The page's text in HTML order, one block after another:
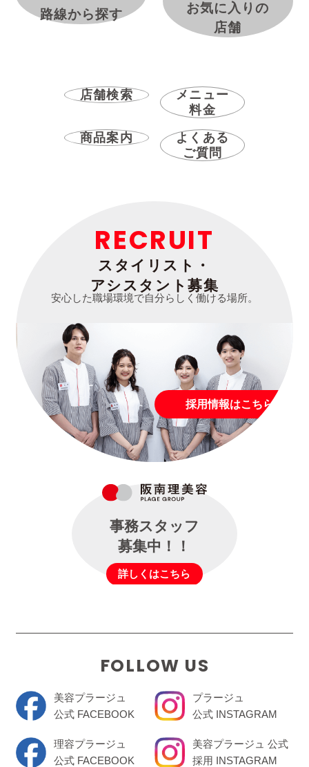
路線から探す
お気に入りの
店舗
店舗検索
メニュー
料金
商品案内
よくある
ご質問
RECRUIT
スタイリスト・
アシスタント募集
安心した職場環境で自分らしく働ける場所。
採用情報はこちら
事務スタッフ
募集中！！
詳しくはこちら
FOLLOW US
美容プラージュ
公式 FACEBOOK
理容プラージュ
公式 FACEBOOK
プラージュ
公式 INSTAGRAM
美容プラージュ 公式
採用 INSTAGRAM